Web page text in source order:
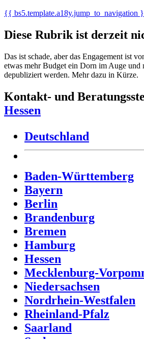
{{ bs5.template.a18y.jump_to_navigation
Diese Rubrik ist derzeit
Das ist schade, aber das Engagement ist
etwas mehr Budget ein Dorn im Auge und
depubliziert werden. Mehr dazu in Kürze.
Kontakt- und
Hessen
Deutschland
Baden-Württemberg
Bayern
Berlin
Brandenburg
Bremen
Hamburg
Hessen
Mecklenburg-
Niedersachsen
Nordrhein-Westfalen
Rheinland-Pfalz
Saarland